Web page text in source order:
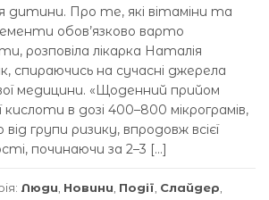
дитини. Про те, які вітаміни та
обов’язково варто
розповіла лікарка Наталія
спираючись на сучасні джерела
медицини. «Щоденний прийом
кислоти в дозі 400–800 мікрограмів,
від групи ризику, впродовж всієї
починаючи за 2–3 […]
Люди, Новини, Події, Слайдер,